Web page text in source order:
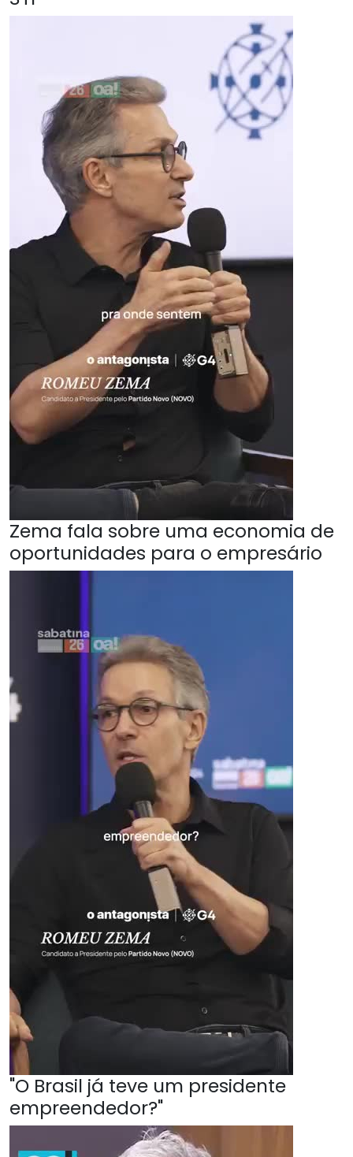
Zema fala sobre uma economia de
oportunidades para o empresário
"O Brasil já teve um presidente
empreendedor?"